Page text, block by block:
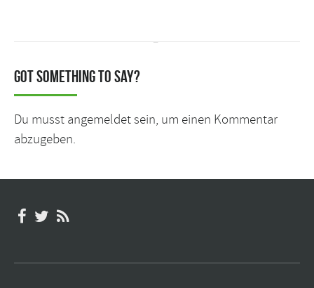
Got something to say?
Du musst angemeldetsein, um einen Kommentar
abzugeben.